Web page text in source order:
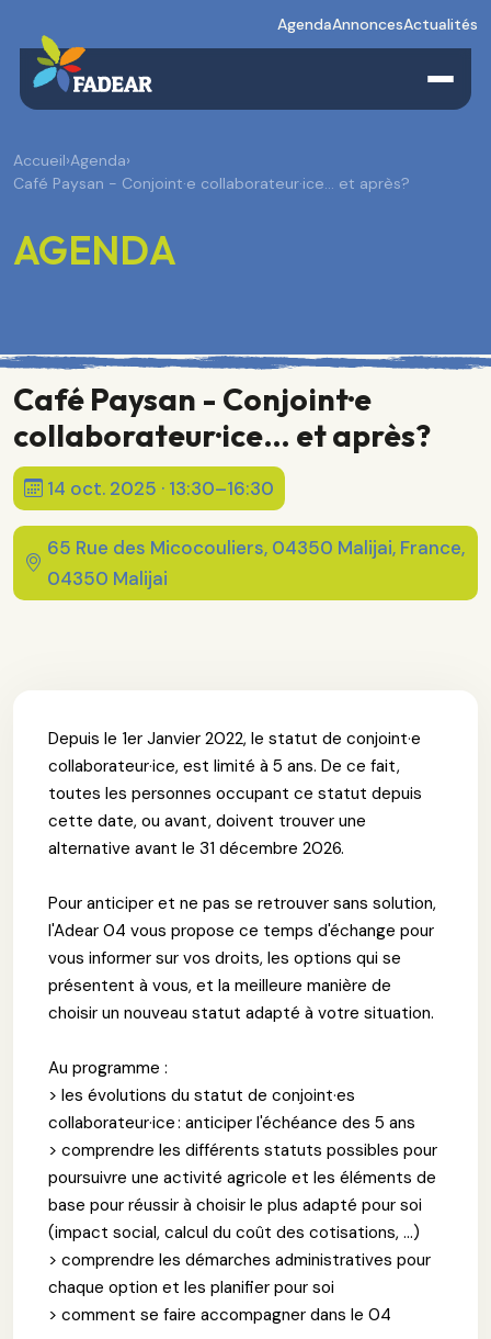
AgendaAnnoncesActualités
Accueil›Agenda›
Café Paysan - Conjoint·e collaborateur·ice… et après?
AGENDA
Café Paysan - Conjoint·e
collaborateur·ice… et après?
14 oct. 2025 · 13:30–16:30
65 Rue des Micocouliers, 04350 Malijai, France,
04350 Malijai
Depuis le 1er Janvier 2022, le statut de conjoint·e
collaborateur·ice, est limité à 5 ans. De ce fait,
toutes les personnes occupant ce statut depuis
cette date, ou avant, doivent trouver une
alternative avant le 31 décembre 2026.
Pour anticiper et ne pas se retrouver sans solution,
l'Adear 04 vous propose ce temps d'échange pour
vous informer sur vos droits, les options qui se
présentent à vous, et la meilleure manière de
choisir un nouveau statut adapté à votre situation.
Au programme :
> les évolutions du statut de conjoint·es
collaborateur·ice : anticiper l'échéance des 5 ans
> comprendre les différents statuts possibles pour
poursuivre une activité agricole et les éléments de
base pour réussir à choisir le plus adapté pour soi
(impact social, calcul du coût des cotisations, …)
> comprendre les démarches administratives pour
chaque option et les planifier pour soi
> comment se faire accompagner dans le 04